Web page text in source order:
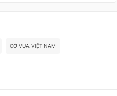
CỜ VUA VIỆT NAM